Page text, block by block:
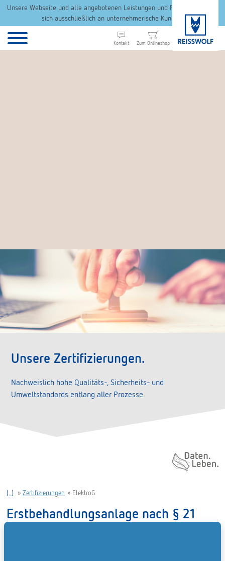
Unsere Webseite und alle angebotenen Leistungen und Produkte richten
sich ausschließlich an unternehmerische Kunden.
Kontakt Zum Onlineshop
Unsere Zertifizierungen.
Nachweislich hohe Qualitäts-, Sicherheits- und
Umweltstandards entlang aller Prozesse.
Daten. Leben.
(..) »Zertifizierungen » ElektroG
Erstbehandlungsanlage nach § 21